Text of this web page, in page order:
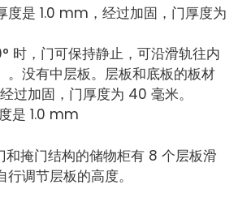
度是 1.0 mm，经过加固，门厚度为
时，门可保持静止，可沿滑轨往内
。没有中层板。层板和底板的板材
过加固，门厚度为 40 毫米。
是 1.0 mm
和掩门结构的储物柜有 8 个层板滑
调节层板的高度。